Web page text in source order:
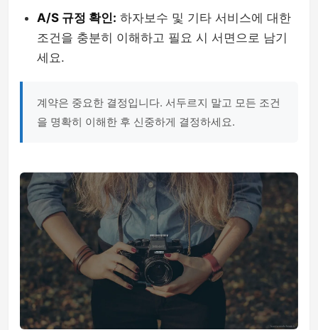
A/S 규정 확인: 하자보수 및 기타 서비스에 대한
조건을 충분히 이해하고 필요 시 서면으로 남기
세요.
계약은 중요한 결정입니다. 서두르지 말고 모든 조건
을 명확히 이해한 후 신중하게 결정하세요.